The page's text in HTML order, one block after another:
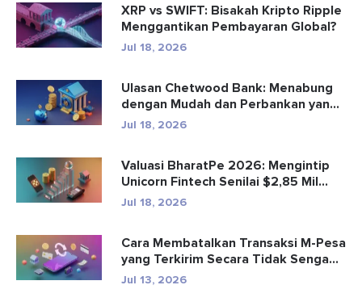
XRP vs SWIFT: Bisakah Kripto Ripple
Menggantikan Pembayaran Global?
Jul 18, 2026
Ulasan Chetwood Bank: Menabung
dengan Mudah dan Perbankan yang
Aman
Jul 18, 2026
Valuasi BharatPe 2026: Mengintip
Unicorn Fintech Senilai $2,85 Mil...
Jul 18, 2026
Cara Membatalkan Transaksi M-Pesa
yang Terkirim Secara Tidak Senga...
Jul 13, 2026